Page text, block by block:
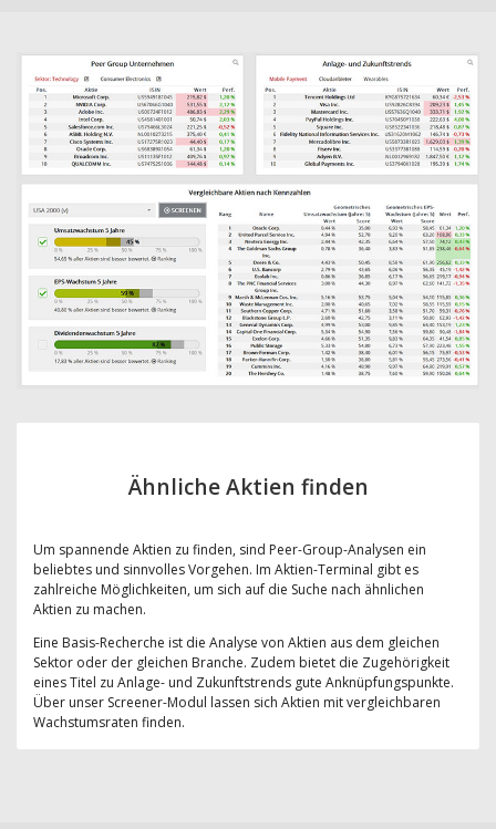
Ähnliche Aktien finden
Um spannende Aktien zu finden, sind Peer-Group-Analysen ein
beliebtes und sinnvolles Vorgehen. Im Aktien-Terminal gibt es
zahlreiche Möglichkeiten, um sich auf die Suche nach ähnlichen
Aktien zu machen.
Eine Basis-Recherche ist die Analyse von Aktien aus dem gleichen
Sektor oder der gleichen Branche. Zudem bietet die Zugehörigkeit
eines Titel zu Anlage- und Zukunftstrends gute Anknüpfungspunkte.
Über unser Screener-Modul lassen sich Aktien mit vergleichbaren
Wachstumsraten finden.